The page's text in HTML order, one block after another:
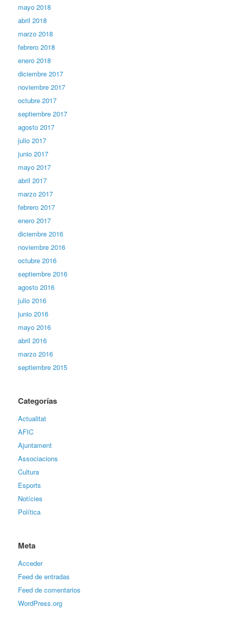
mayo 2018
abril 2018
marzo 2018
febrero 2018
enero 2018
diciembre 2017
noviembre 2017
octubre 2017
septiembre 2017
agosto 2017
julio 2017
junio 2017
mayo 2017
abril 2017
marzo 2017
febrero 2017
enero 2017
diciembre 2016
noviembre 2016
octubre 2016
septiembre 2016
agosto 2016
julio 2016
junio 2016
mayo 2016
abril 2016
marzo 2016
septiembre 2015
Categorías
Actualitat
AFIC
Ajuntament
Associacions
Cultura
Esports
Notícies
Política
Meta
Acceder
Feed de entradas
Feed de comentarios
WordPress.org